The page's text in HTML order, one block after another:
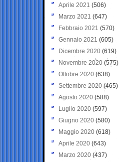
Aprile 2021 (506)
Marzo 2021 (647)
Febbraio 2021 (570)
Gennaio 2021 (605)
Dicembre 2020 (619)
Novembre 2020 (575)
Ottobre 2020 (638)
Settembre 2020(465)
Agosto 2020 (588)
Luglio 2020 (597)
Giugno 2020 (580)
Maggio 2020 (618)
Aprile 2020 (643)
Marzo 2020 (437)